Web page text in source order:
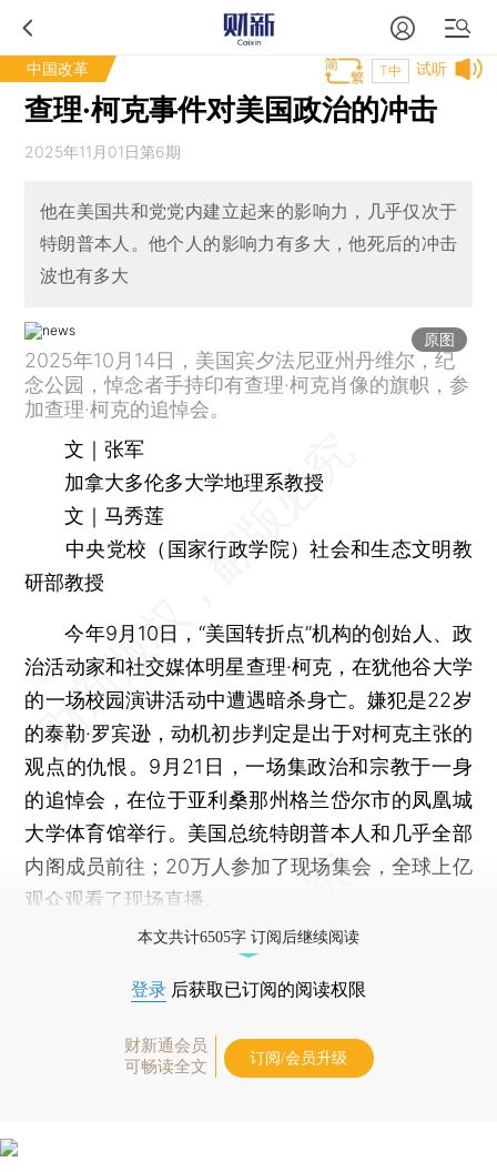
中国改革 试听
T中
查理·柯克事件对美国政治的冲击
2025年11月01日第6期
他在美国共和党党内建立起来的影响力，几乎仅次于
特朗普本人。他个人的影响力有多大，他死后的冲击
波也有多大
原图
2025年10月14日，美国宾夕法尼亚州丹维尔，纪
念公园，悼念者手持印有查理·柯克肖像的旗帜，参
加查理·柯克的追悼会。
文｜张军
加拿大多伦多大学地理系教授
文｜马秀莲
中央党校（国家行政学院）社会和生态文明教
研部教授
今年9月10日，“美国转折点”机构的创始人、政
治活动家和社交媒体明星查理·柯克，在犹他谷大学
的一场校园演讲活动中遭遇暗杀身亡。嫌犯是22岁
的泰勒·罗宾逊，动机初步判定是出于对柯克主张的
观点的仇恨。9月21日，一场集政治和宗教于一身
的追悼会，在位于亚利桑那州格兰岱尔市的凤凰城
大学体育馆举行。美国总统特朗普本人和几乎全部
内阁成员前往；20万人参加了现场集会，全球上亿
观众观看了现场直播。
本文共计6505字 订阅后继续阅读
登录 后获取已订阅的阅读权限
财新通会员
可畅读全文
订阅/会员升级